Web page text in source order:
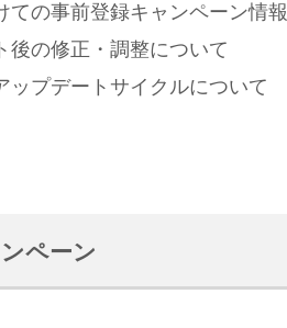
ての事前登録キャンペーン情報
後の修正・調整について
ップデートサイクルについて
ペーン